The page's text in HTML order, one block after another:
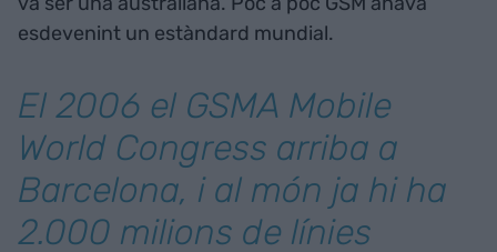
esdevenint un estàndard mundial.
El 2006 el GSMA Mobile
World Congress arriba a
Barcelona, i al món ja hi ha
2.000 milions de línies